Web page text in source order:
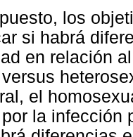
los
si habrá
en relación
el
la infección